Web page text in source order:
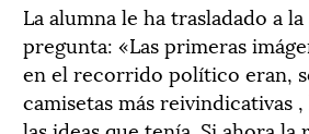
La alumna le ha trasladado a
pregunta: «Las primeras
en el recorrido político eran,
camisetas más reivindicativas